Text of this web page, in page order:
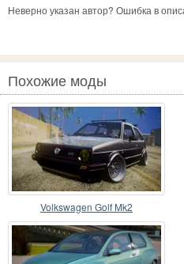
Неверно указан автор? Ошибка в
Похожие моды
Volkswagen Golf Mk2